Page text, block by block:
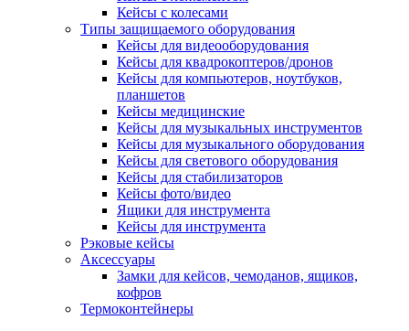
Кейсы с колесами
Типы защищаемого оборудования
Кейсы для видеооборудования
Кейсы для квадрокоптеров/дронов
Кейсы для компьютеров, ноутбуков,
планшетов
Кейсы медицинские
Кейсы для музыкальных инструментов
Кейсы для музыкального оборудования
Кейсы для светового оборудования
Кейсы для стабилизаторов
Кейсы фото/видео
Ящики для инструмента
Кейсы для инструмента
Рэковые кейсы
Аксессуары
Замки для кейсов, чемоданов, ящиков,
кофров
Термоконтейнеры